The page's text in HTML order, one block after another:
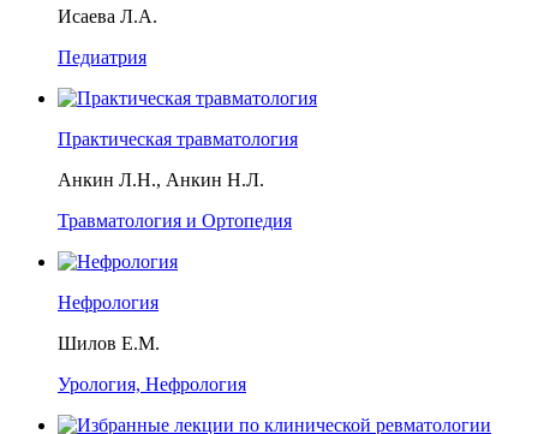
Исаева Л.А.
Педиатрия
Практическая травматология
Анкин Л.Н., Анкин Н.Л.
Травматология и Ортопедия
Нефрология
Шилов Е.М.
Урология, Нефрология